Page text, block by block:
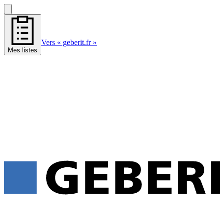
Mes listes
Vers « geberit.fr »